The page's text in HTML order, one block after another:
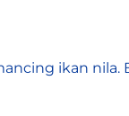
ikan